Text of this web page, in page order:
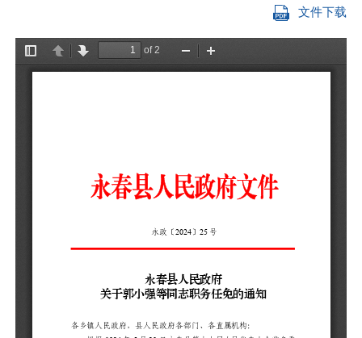
文件下载